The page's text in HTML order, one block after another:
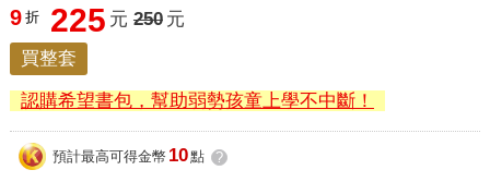
9 折 225 元 250 元
買整套
認購希望書包，幫助弱勢孩童上學不中斷！
預計最高可得金幣 10點 ?